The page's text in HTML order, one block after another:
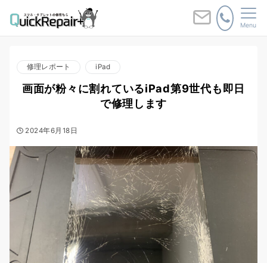
Menu
修理レポート iPad
画面が粉々に割れているiPad第9世代も即日
で修理します
2024年6月18日